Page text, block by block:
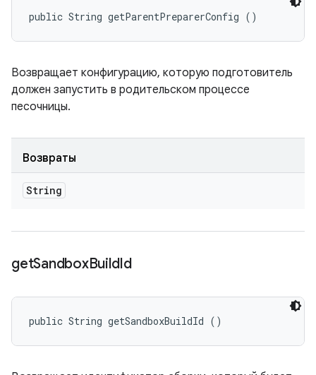
public String getParentPreparerConfig ()
Возвращает конфигурацию, которую подготовитель
должен запустить в родительском процессе
песочницы.
Возвраты
String
getSandboxBuildId
public String getSandboxBuildId ()